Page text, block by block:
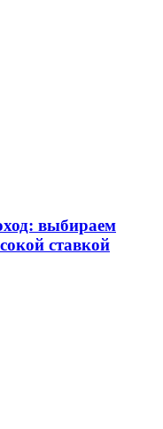
выбираем
ставкой